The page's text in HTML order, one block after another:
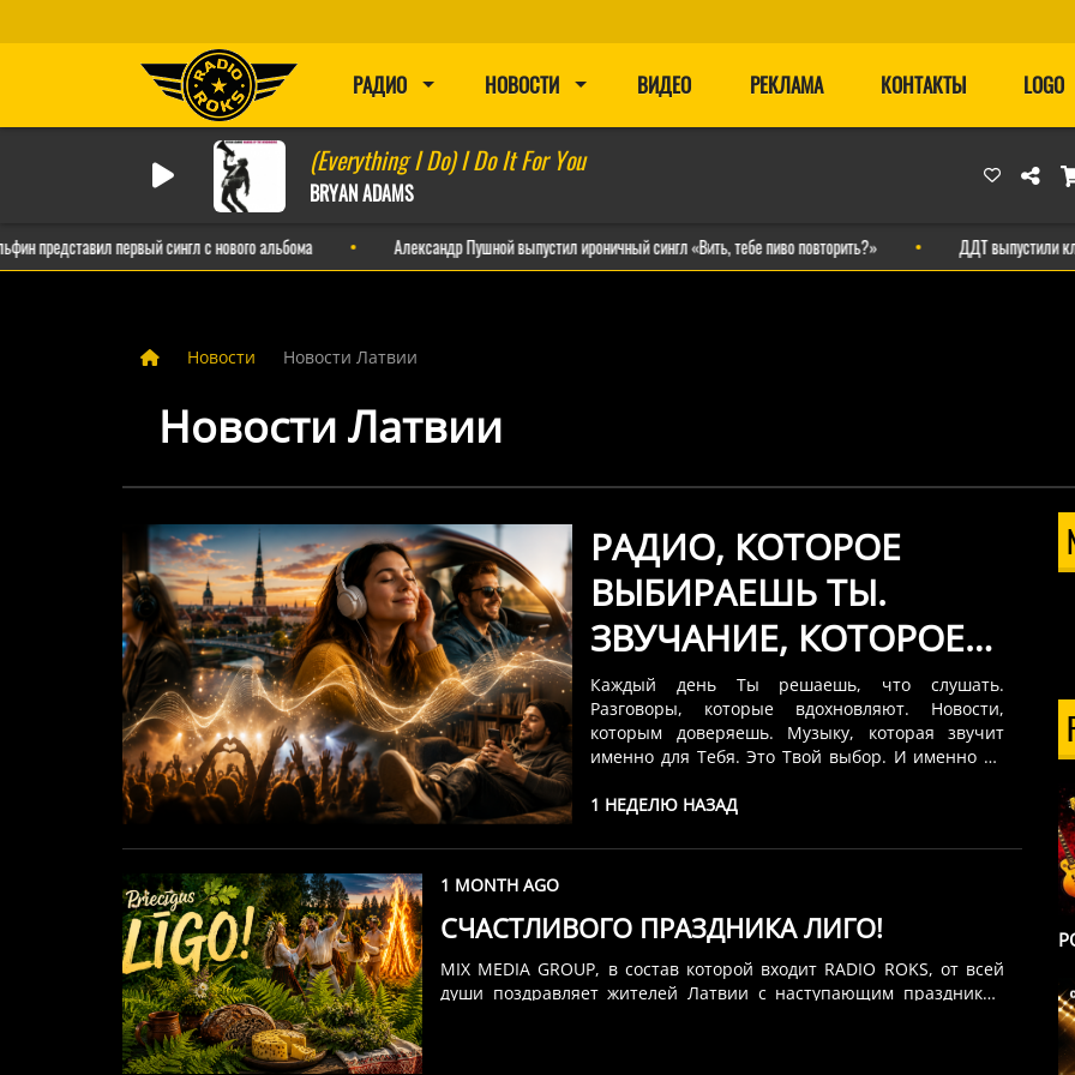
РАДИО НОВОСТИ ВИДЕО РЕКЛАМА КОНТАКТЫ LOGO
(Everything I Do) I Do It For You
BRYAN ADAMS
первый сингл с нового альбома Александр Пушной выпустил ироничный сингл «Вить, тебе пиво повторить?» ДДТ выпустили клип на
Новости Новости Латвии
Новости Латвии
РАДИО, КОТОРОЕ
ВЫБИРАЕШЬ ТЫ.
ЗВУЧАНИЕ, КОТОРОЕ
ТЫ УЗНАЁШЬ С
ПЕРВОЙ СЕКУНДЫ
Каждый день Ты решаешь, что слушать.
Разговоры, которые вдохновляют. Новости,
которым доверяешь. Музыку, которая звучит
именно для Тебя. Это Твой выбор. И именно он
1 НЕДЕЛЮ НАЗАД
1 MONTH AGO
СЧАСТЛИВОГО ПРАЗДНИКА ЛИГО!
MIX MEDIA GROUP, в состав которой входит RADIO ROKS, от всей
души поздравляет жителей Латвии с наступающим праздником